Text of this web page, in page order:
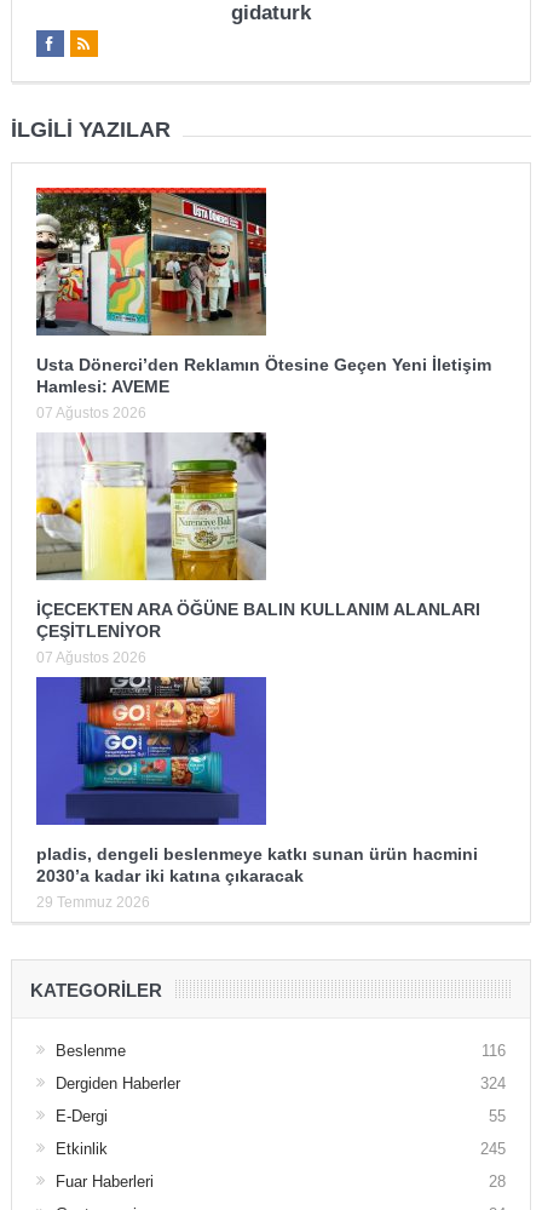
gidaturk
İLGILI YAZILAR
Usta Dönerci’den Reklamın Ötesine Geçen Yeni İletişim
Hamlesi: AVEME
07 Ağustos 2026
İÇECEKTEN ARA ÖĞÜNE BALIN KULLANIM ALANLARI
ÇEŞİTLENİYOR
07 Ağustos 2026
pladis, dengeli beslenmeye katkı sunan ürün hacmini
2030’a kadar iki katına çıkaracak
29 Temmuz 2026
KATEGORILER
Beslenme
116
Dergiden Haberler
324
E-Dergi
55
Etkinlik
245
Fuar Haberleri
28